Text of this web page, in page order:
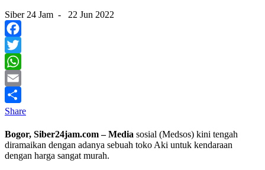
Siber 24 Jam - 22 Jun 2022
Facebook
Twitter
WhatsApp
Email
Share
Bogor, Siber24jam.com – Media sosial (Medsos) kini tengah
diramaikan dengan adanya sebuah toko Aki untuk kendaraan
dengan harga sangat murah.